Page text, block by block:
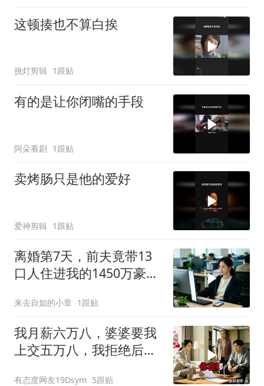
这顿揍也不算白挨
挑灯剪辑 1跟贴
有的是让你闭嘴的手段
阿朵看剧 1跟贴
卖烤肠只是他的爱好
爱神剪辑 1跟贴
离婚第7天，前夫竟带13
口人住进我的1450万豪
来去自如的小章 1跟贴
我月薪六万八，婆婆要我
上交五万八，我拒绝后她
有态度网友19Dsym 5跟贴